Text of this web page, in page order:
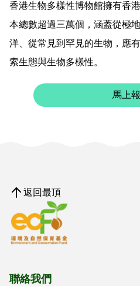
香港生物多樣性博物館擁有香
本總數超過三萬個，涵蓋從極
洋、從常見到罕見的生物，應
索生態與生物多樣性。
馬上
返回最頂
聯絡我們